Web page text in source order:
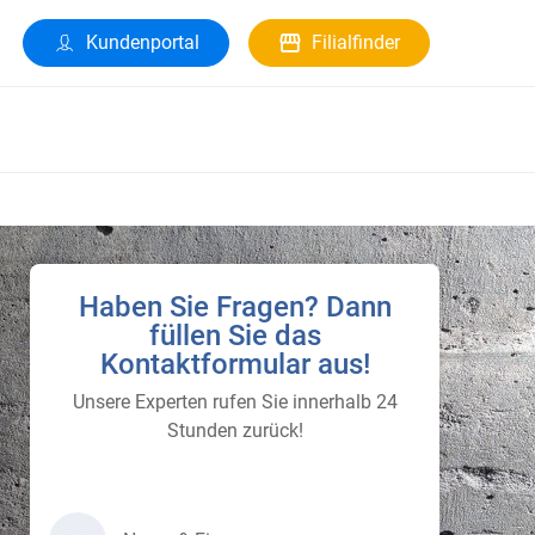
Kundenportal Filialfinder
Haben Sie Fragen? Dann
füllen Sie das
Kontaktformular aus!
Unsere Experten rufen Sie innerhalb 24
Stunden zurück!